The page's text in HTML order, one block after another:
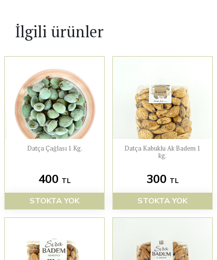
İlgili ürünler
Datça Çağlası 1 Kg.
400 TL
STOKTA YOK
Datça Kabuklu Ak Badem 1
kg.
300 TL
STOKTA YOK